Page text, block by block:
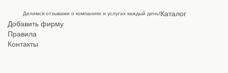
Делимся отзывами о компаниях и услугах каждый день!Каталог
Добавить фирму
Правила
Контакты